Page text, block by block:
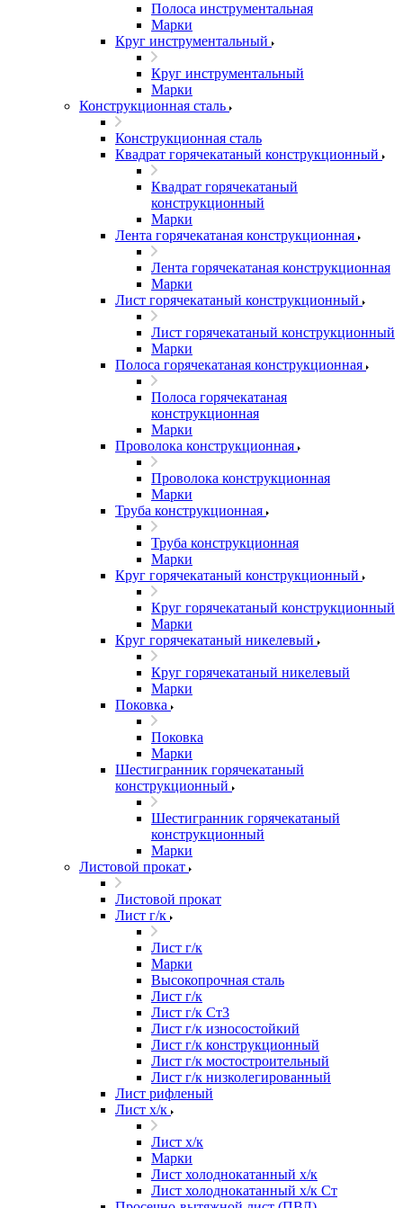
Полоса инструментальная
Марки
Круг инструментальный
Круг инструментальный
Марки
Конструкционная сталь
Конструкционная сталь
Квадрат горячекатаный конструкционный
Квадрат горячекатаный
конструкционный
Марки
Лента горячекатаная конструкционная
Лента горячекатаная конструкционная
Марки
Лист горячекатаный конструкционный
Лист горячекатаный конструкционный
Марки
Полоса горячекатаная конструкционная
Полоса горячекатаная
конструкционная
Марки
Проволока конструкционная
Проволока конструкционная
Марки
Труба конструкционная
Труба конструкционная
Марки
Круг горячекатаный конструкционный
Круг горячекатаный конструкционный
Марки
Круг горячекатаный никелевый
Круг горячекатаный никелевый
Марки
Поковка
Поковка
Марки
Шестигранник горячекатаный
конструкционный
Шестигранник горячекатаный
конструкционный
Марки
Листовой прокат
Листовой прокат
Лист г/к
Лист г/к
Марки
Высокопрочная сталь
Лист г/к
Лист г/к Ст3
Лист г/к износостойкий
Лист г/к конструкционный
Лист г/к мостостроительный
Лист г/к низколегированный
Лист рифленый
Лист х/к
Лист х/к
Марки
Лист холоднокатанный х/к
Лист холоднокатанный х/к Ст